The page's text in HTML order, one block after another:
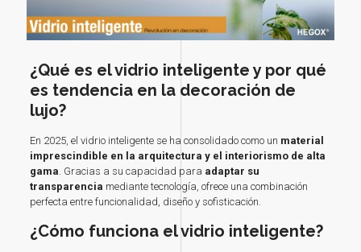
¿Qué es el vidrio inteligente y por qué
es tendencia en la decoración de
lujo?
En 2025, el vidrio inteligente se ha consolidado como un material
imprescindible en la arquitectura y el interiorismo de alta
gama . Gracias a su capacidad para adaptar su
transparencia mediante tecnología, ofrece una combinación
perfecta entre funcionalidad, diseño y sofisticación.
¿Cómo funciona el vidrio inteligente?